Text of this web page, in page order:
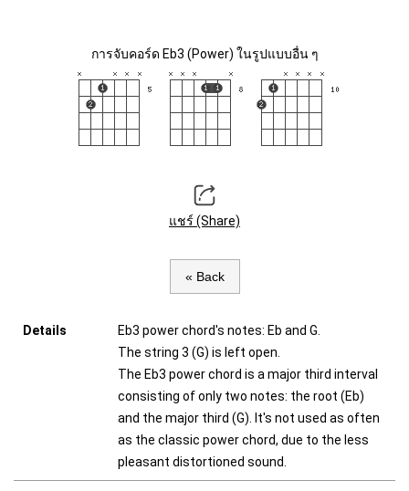
การจับคอร์ด Eb3 (Power) ในรูปแบบอื่น ๆ
แชร์ (Share)
« Back
Details
Eb3 power chord's notes: Eb and G.
The string 3 (G) is left open.
The Eb3 power chord is a major third interval
consisting of only two notes: the root (Eb)
and the major third (G). It's not used as often
as the classic power chord, due to the less
pleasant distortioned sound.